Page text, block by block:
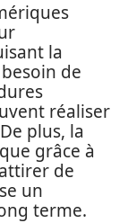
la
de
réaliser
plus, la
grâce à
de
un
terme.